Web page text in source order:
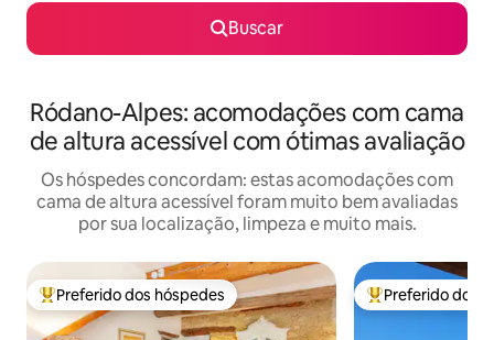
Buscar
Ródano-Alpes: acomodações com cama
de altura acessível com ótimas avaliação
Os hóspedes concordam: estas acomodações com
cama de altura acessível foram muito bem avaliadas
por sua localização, limpeza e muito mais.
Entre os melhores preferidos dos hóspedes
Preferido dos hóspedes Entre os
Preferido dos